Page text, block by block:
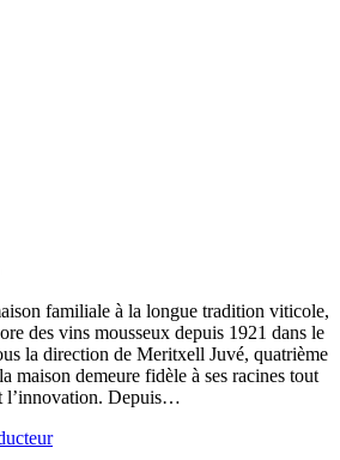
familiale à la longue tradition viticole,
des vins mousseux depuis 1921 dans le
la direction de Meritxell Juvé, quatrième
maison demeure fidèle à ses racines tout
l’innovation. Depuis…